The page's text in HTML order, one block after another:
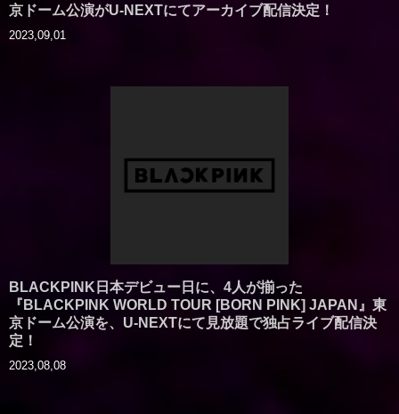
京ドーム公演がU-NEXTにてアーカイブ配信決定！
2023,09,01
BLACKPINK日本デビュー日に、4人が揃った
『BLACKPINK WORLD TOUR [BORN PINK] JAPAN』東
京ドーム公演を、U-NEXTにて見放題で独占ライブ配信決
定！
2023,08,08